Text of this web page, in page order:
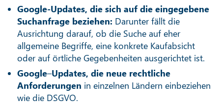
Google-Updates, die sich auf die eingegebene
Suchanfrage beziehen: Darunter fällt die
Ausrichtung darauf, ob die Suche auf eher
allgemeine Begriffe, eine konkrete Kaufabsicht
oder auf örtliche Gegebenheiten ausgerichtet ist.
Google–Updates, die neue rechtliche
Anforderungen in einzelnen Ländern einbeziehen
wie die DSGVO.